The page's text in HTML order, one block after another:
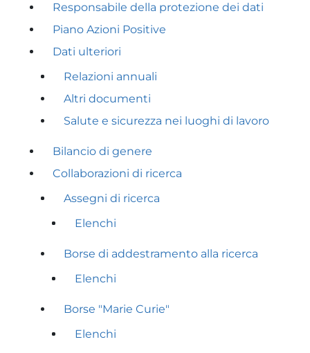
Responsabile della protezione dei dati
Piano Azioni Positive
Dati ulteriori
Relazioni annuali
Altri documenti
Salute e sicurezza nei luoghi di lavoro
Bilancio di genere
Collaborazioni di ricerca
Assegni di ricerca
Elenchi
Borse di addestramento alla ricerca
Elenchi
Borse "Marie Curie"
Elenchi